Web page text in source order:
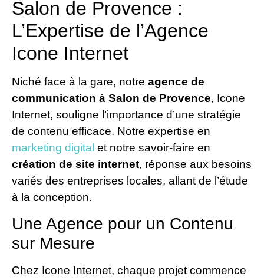
Salon de Provence :
L’Expertise de l’Agence
Icone Internet
Niché face à la gare, notre agence de
communication à Salon de Provence, Icone
Internet, souligne l’importance d’une stratégie
de contenu efficace. Notre expertise en
marketing digital et notre savoir-faire en
création de site internet, réponse aux besoins
variés des entreprises locales, allant de l’étude
à la conception.
Une Agence pour un Contenu
sur Mesure
Chez Icone Internet, chaque projet commence